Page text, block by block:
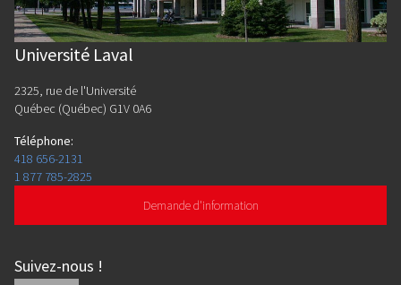
Université Laval
2325, rue de l'Université
Québec (Québec) G1V 0A6
Téléphone:
418 656-2131
1 877 785-2825
Demande d'information
Suivez-nous !